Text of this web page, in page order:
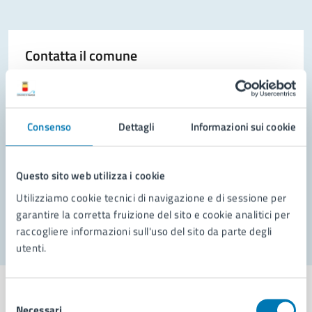
Consenso Dettagli Informazioni sui cookie
Questo sito web utilizza i cookie
Utilizziamo cookie tecnici di navigazione e di sessione per
garantire la corretta fruizione del sito e cookie analitici per
raccogliere informazioni sull'uso del sito da parte degli
utenti.
Contatta il comune
Prenota appuntamento
Problemi in città
Segnala disservizio